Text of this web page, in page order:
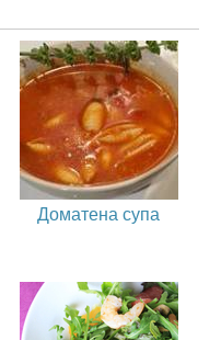
Доматена супа